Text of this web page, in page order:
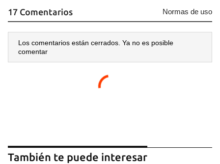
17 Comentarios Normas de uso
Los comentarios están cerrados. Ya no es posible
comentar
También te puede interesar